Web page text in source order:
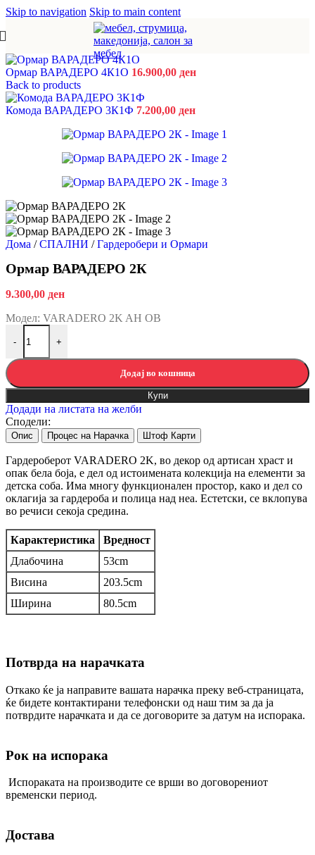
Skip to navigation Skip to main content
Ормар ВАРАДЕРО 4К1О 16.900,00 ден
Back to products
Комода ВАРАДЕРО 3К1Ф 7.200,00 ден
Дома / СПАЛНИ / Гардеробери и Ормари
Ормар ВАРАДЕРО 2К
9.300,00 ден
Модел: VARADERO 2K AH OB
-
Ормар ВАРАДЕРО 2К количина
+
Додај во кошница
Купи
Додади на листата на желби
Сподели:
Опис Процес на Нарачка Штоф Карти
Гардероберот VARADERO 2K, во декор од артисан храст и
опак бела боја, е дел од истоимената колекција на елементи за
детска соба. Има многу функционален простор, како и дел со
оклагија за гардероба и полица над неа. Естетски, се вклопува
во речиси секоја средина.
Карактеристика
Вредност
Длабочина
53cm
Висина
203.5cm
Ширина
80.5cm
Потврда на нарачката
Откако ќе ја направите вашата нарачка преку веб-страницата,
ќе бидете контактирани телефонски од наш тим за да ја
потврдите нарачката и да се договорите за датум на испорака.
Рок на испорака
Испораката на производите се врши во договорениот
временски период.
Достава